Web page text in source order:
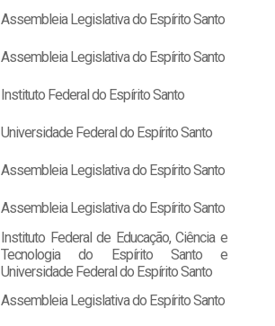
Assembleia Legislativa do Espírito Santo
Assembleia Legislativa do Espírito Santo
Instituto Federal do Espírito Santo
Universidade Federal do Espírito Santo
Assembleia Legislativa do Espírito Santo
Assembleia Legislativa do Espírito Santo
Instituto Federal de Educação, Ciência e
Tecnologia do Espírito Santo e
Universidade Federal do Espírito Santo
Assembleia Legislativa do Espírito Santo